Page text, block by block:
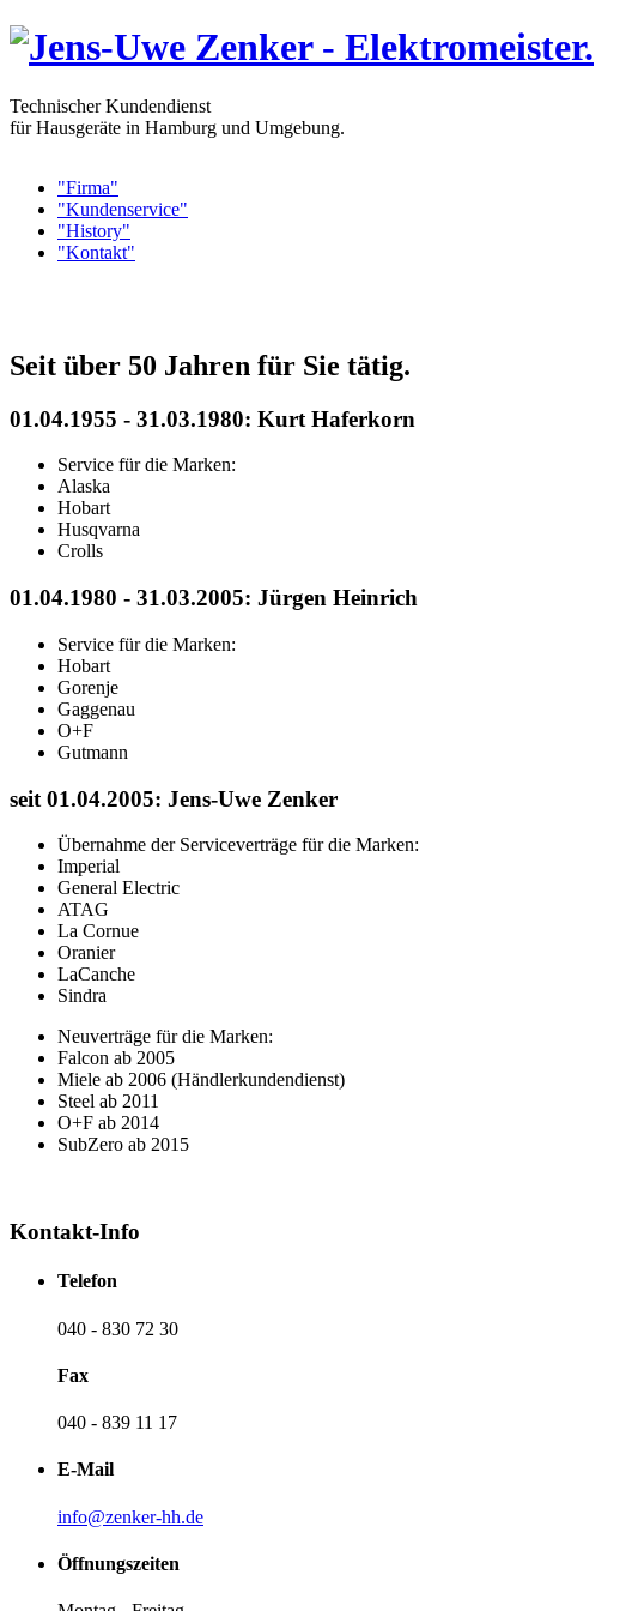
Technischer Kundendienst
für Hausgeräte in Hamburg und Umgebung.
"Firma"
"Kundenservice"
"History"
"Kontakt"
Seit über 50 Jahren für Sie tätig.
01.04.1955 - 31.03.1980: Kurt Haferkorn
Service für die Marken:
Alaska
Hobart
Husqvarna
Crolls
01.04.1980 - 31.03.2005: Jürgen Heinrich
Service für die Marken:
Hobart
Gorenje
Gaggenau
O+F
Gutmann
seit 01.04.2005: Jens-Uwe Zenker
Übernahme der Serviceverträge für die Marken:
Imperial
General Electric
ATAG
La Cornue
Oranier
LaCanche
Sindra
Neuverträge für die Marken:
Falcon ab 2005
Miele ab 2006 (Händlerkundendienst)
Steel ab 2011
O+F ab 2014
SubZero ab 2015
Kontakt-Info
Telefon
040 - 830 72 30
Fax
040 - 839 11 17
E-Mail
info@zenker-hh.de
Öffnungszeiten